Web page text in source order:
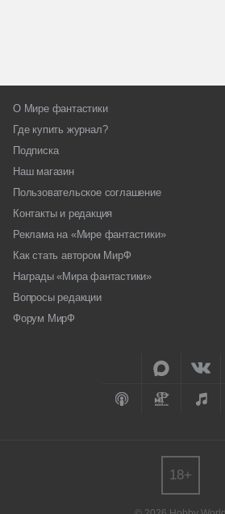
О Мире фантастики
Где купить журнал?
Подписка
Наш магазин
Пользовательское соглашение
Контакты и редакция
Реклама на «Мире фантастики»
Как стать автором МирФ
Награды «Мира фантастики»
Вопросы редакции
Форум МирФ
18+